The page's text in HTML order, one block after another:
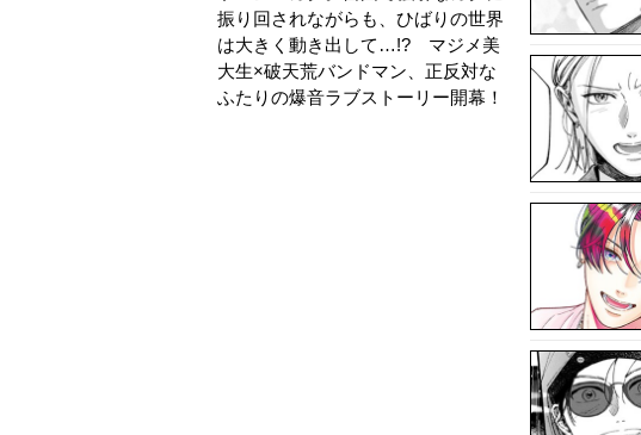
振り回されながらも、ひばりの世界
は大きく動き出して…!? マジメ美
大生×破天荒バンドマン、正反対な
ふたりの爆音ラブストーリー開幕！